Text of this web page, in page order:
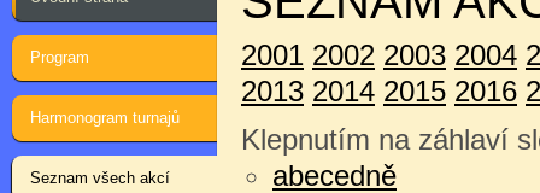
Program
Harmonogram turnajů
Seznam všech akcí
2001 2002 2003 2004
2013 2014 2015 2016
Klepnutím na záhlaví
abecedně